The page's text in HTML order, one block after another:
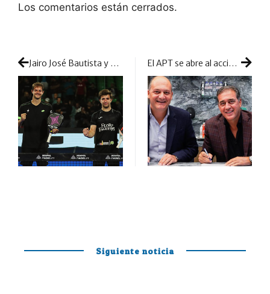
Los comentarios están cerrados.
Jairo José Bautista y Enrique Goenaga dinamitan el debut de Tello y Navarro con una amplia victoria El APT se abre al accionariado extranjero: da la bienvenida a un nuevo inversor
Siguiente noticia